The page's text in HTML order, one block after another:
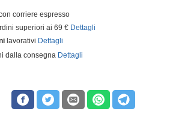
corriere espresso
superiori ai 69 € Dettagli
lavorativi Dettagli
dalla consegna Dettagli